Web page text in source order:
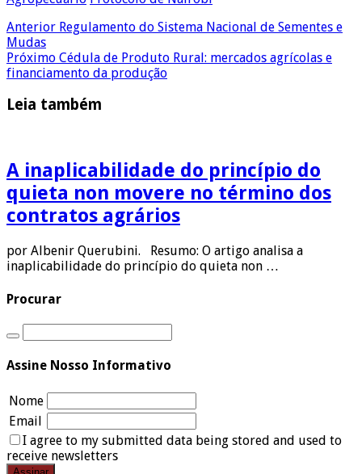
Anterior Regulamento do Sistema Nacional de Sementes e
Mudas
Próximo Cédula de Produto Rural: mercados agrícolas e
financiamento da produção
Leia também
A inaplicabilidade do princípio do
quieta non movere no término dos
contratos agrários
por Albenir Querubini. Resumo: O artigo analisa a
inaplicabilidade do princípio do quieta non …
Procurar
Assine Nosso Informativo
Nome
Email
I agree to my submitted data being stored and used to
receive newsletters